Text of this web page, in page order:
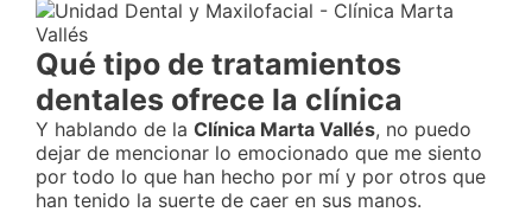
Qué tipo de tratamientos
dentales ofrece la clínica
Y hablando de la Clínica Marta Vallés, no puedo
dejar de mencionar lo emocionado que me siento
por todo lo que han hecho por mí y por otros que
han tenido la suerte de caer en sus manos.